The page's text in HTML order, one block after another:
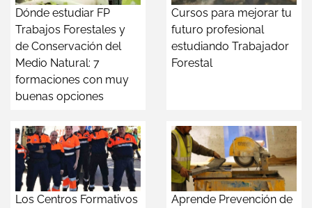
Dónde estudiar FP
Trabajos Forestales y
de Conservación del
Medio Natural: 7
formaciones con muy
buenas opciones
Cursos para mejorar tu
futuro profesional
estudiando Trabajador
Forestal
Los Centros Formativos
Aprende Prevención de